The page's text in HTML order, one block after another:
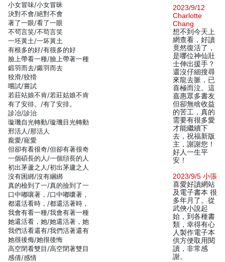
小女冒味/小女冒昧
決對不會/絕對不會
著了一眼/看了一眼
不茍言笑/不苟言笑
一坯黃土/一坏黃土
有根多的好/有很多的好
臉上帶看一種/臉上帶著一種
鍛羽而去/鎩羽而去
狡滑/狡猾
嚐試/嘗試
若莊站娘不肯/若莊姑娘不肯
有了安徘。/有了安排。
診冶/診治
璇璣自光轉動/璇璣目光轉動
邢活人/那活人
龐愛/寵愛
但卻有看很奇/但卻有著很奇
一個碩長的人/一個頎長的人
初出茅蘆之人/初出茅廬之人
沒有困綁/沒有綑綁
真的檢到了一/真的撿到了一
口中嘟嚷著，/口中嘟囔著，
都還活看時，/都還活著時，
我會有看一種/我會有著一種
她還活看，她/她還活著，她
我們活看還有/我們活著還有
她很後侮/她很後悔
高空閉看雙目/高空閉著雙目
感倩/感情
2023/9/12
Charlotte
Chang
想不到今天上
網查看，好讀
竟然復活了，
是哪位神仙壯
士伸出援手？
還沒仔細搜尋
來龍去脈，已
喜極而泣。這
嘉惠眾多書友
但卻無啥收益
的苦工，真的
需要有很多愛
才能繼續下
去，祝福新版
主，謝謝您！
好人一生平
安！
2023/9/5 小張
喜愛好讀網站
及電子書本 很
多年月了。從
武俠小說起
始，到各種書
類，幸得有心
人製作電子本
供方便取用閱
讀，非常感
謝。